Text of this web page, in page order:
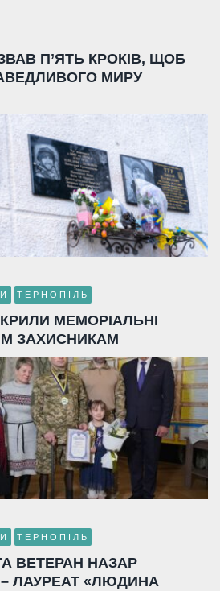
П’ЯТЬ КРОКІВ, ЩОБ
МИРУ
ТЕРНОПІЛЬ
МЕМОРІАЛЬНІ
ЗАХИСНИКАМ
ТЕРНОПІЛЬ
ВЕТЕРАН НАЗАР
ЛАУРЕАТ «ЛЮДИНА